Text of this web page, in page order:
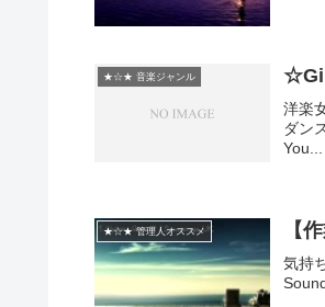
★☆★ 音楽ジャンル
洋楽
ダン
You...
★☆★ 管理人オススメ 【
気持